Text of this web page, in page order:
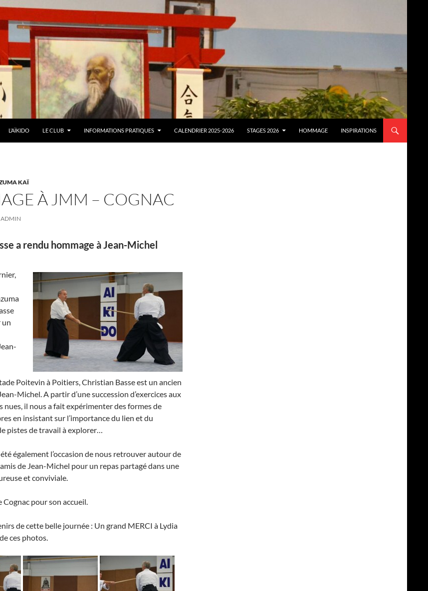
L’AÏKIDO LE CLUB INFORMATIONS PRATIQUES CALENDRIER 2025-2026 STAGES 2026 HOMMAGE INSPIRATIONS
KAÏ
À JMM – COGNAC
ADMIN
a rendu hommage à Jean-Michel
un
Poitevin à Poitiers, Christian Basse est un ancien
Michel. A partir d’une succession d’exercices aux
nues, il nous a fait expérimenter des formes de
en insistant sur l’importance du lien et du
pistes de travail à explorer…
également l’occasion de nous retrouver autour de
de Jean-Michel pour un repas partagé dans une
et conviviale.
Cognac pour son accueil.
de cette belle journée : Un grand MERCI à Lydia
ces photos.